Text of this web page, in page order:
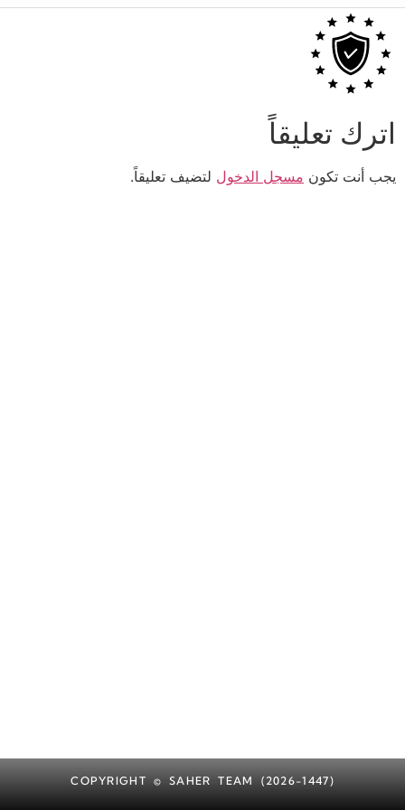
اترك تعليقاً
يجب أنت تكون مسجل الدخول لتضيف تعليقاً.
COPYRIGHT © SAHER TEAM (2026-1447)